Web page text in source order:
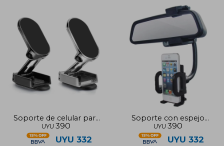
Soporte de celular para
auto
UYU 390
UYU 332
Soporte con espejo
retrovisor para auto
UYU 390
UYU 332